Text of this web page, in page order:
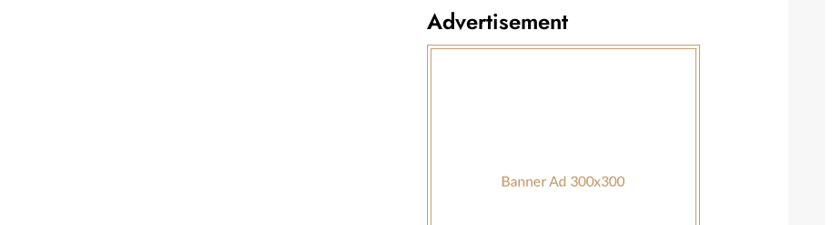
Advertisement